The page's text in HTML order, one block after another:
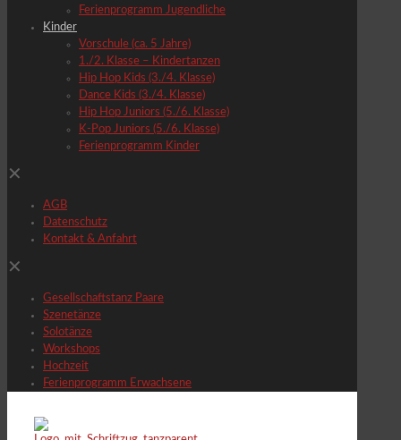
Ferienprogramm Jugendliche
Kinder
Vorschule (ca. 5 Jahre)
1./2. Klasse – Kindertanzen
Hip Hop Kids (3./4. Klasse)
Dance Kids (3./4. Klasse)
Hip Hop Juniors (5./6. Klasse)
K-Pop Juniors (5./6. Klasse)
Ferienprogramm Kinder
✕
AGB
Datenschutz
Kontakt & Anfahrt
✕
Gesellschaftstanz Paare
Szenetänze
Solotänze
Workshops
Hochzeit
Ferienprogramm Erwachsene